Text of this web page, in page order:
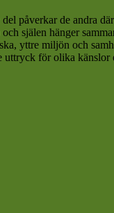
påverkar de andra
själen hänger
yttre miljön och
för olika